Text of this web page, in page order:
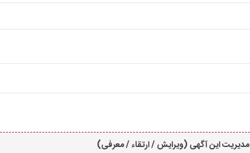
مدیریت این آگهی (ویرایش / ارتقاء / معرفی)